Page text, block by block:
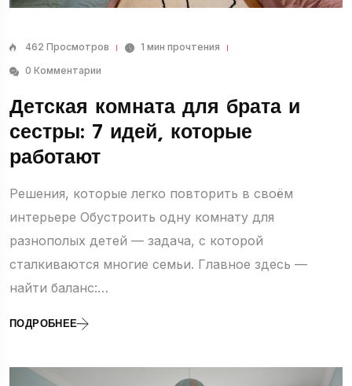
462 Просмотров
1 мин прочтения
0 Комментарии
Детская комната для брата и
сестры: 7 идей, которые
работают
Решения, которые легко повторить в своём
интерьере Обустроить одну комнату для
разнополых детей — задача, с которой
сталкиваются многие семьи. Главное здесь —
найти баланс:…
ПОДРОБНЕЕ